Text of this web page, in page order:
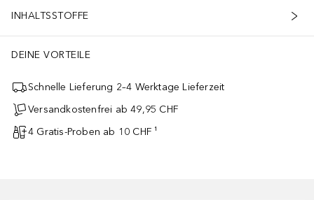
INHALTSSTOFFE
DEINE VORTEILE
Schnelle Lieferung 2–4 Werktage Lieferzeit
Versandkostenfrei ab 49,95 CHF
4 Gratis-Proben ab 10 CHF ¹